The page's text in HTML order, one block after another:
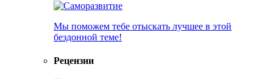
Мы поможем тебе отыскать лучшее в этой
бездонной теме!
Рецензии